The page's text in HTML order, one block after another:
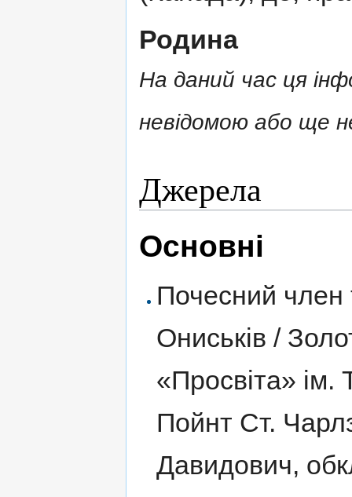
Родина
На даний час ця
невідомою або ще
Джерела
Основні
Почесний член
Ониськів /
«Просвіта»
Пойнт Ст.
Давидович,